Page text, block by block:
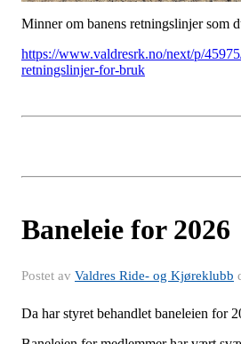
Minner om banens retningslinjer som
https://www.valdresrk.no/next/p/
retningslinjer-for-bruk
Baneleie for 2026
Postet av Valdres Ride- og Kjøreklubb
Da har styret behandlet baneleien for